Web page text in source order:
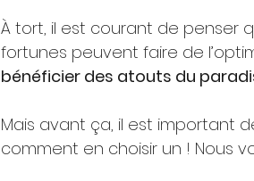
À tort, il est courant de penser
fortunes peuvent faire de
bénéficier des atouts du
Mais avant ça, il est important
comment en choisir un ! Nous